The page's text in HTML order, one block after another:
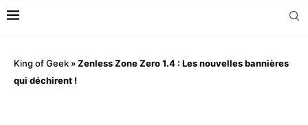
King of Geek »Zenless Zone Zero 1.4 : Les nouvelles bannières
qui déchirent !